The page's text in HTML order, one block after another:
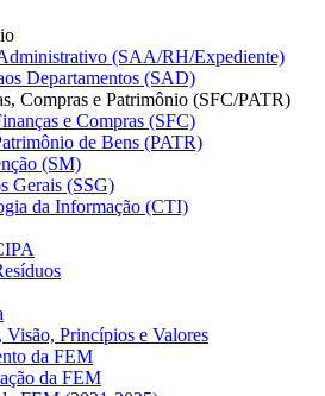
(SAA/RH/Expediente)
Departamentos (SAD)
Compras e Patrimônio (SFC/PATR)
e Compras (SFC)
de Bens (PATR)
(SM)
Gerais (SSG)
da Informação (CTI)
Visão, Princípios e Valores
da FEM
da FEM